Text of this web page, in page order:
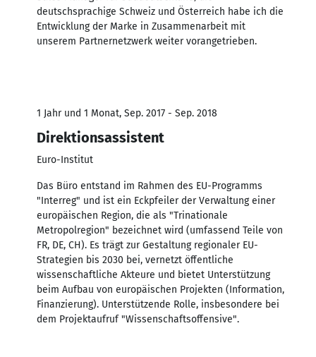
deutschsprachige Schweiz und Österreich habe ich die
Entwicklung der Marke in Zusammenarbeit mit
unserem Partnernetzwerk weiter vorangetrieben.
1 Jahr und 1 Monat, Sep. 2017 - Sep. 2018
Direktionsassistent
Euro-Institut
Das Büro entstand im Rahmen des EU-Programms
"Interreg" und ist ein Eckpfeiler der Verwaltung einer
europäischen Region, die als "Trinationale
Metropolregion" bezeichnet wird (umfassend Teile von
FR, DE, CH). Es trägt zur Gestaltung regionaler EU-
Strategien bis 2030 bei, vernetzt öffentliche
wissenschaftliche Akteure und bietet Unterstützung
beim Aufbau von europäischen Projekten (Information,
Finanzierung). Unterstützende Rolle, insbesondere bei
dem Projektaufruf "Wissenschaftsoffensive".